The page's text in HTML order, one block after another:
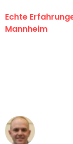
Echte
Mannheim